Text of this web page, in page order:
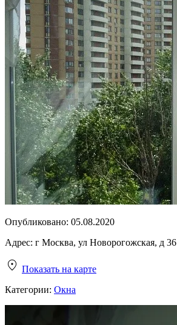
Опубликовано: 05.08.2020
Адрес: г Москва, ул Новорогожская, д 36
Показать на карте
Категории: Окна